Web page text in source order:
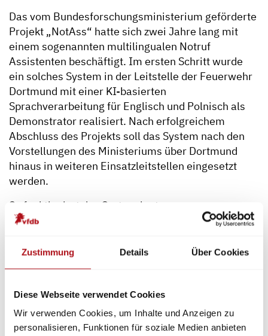
Zustimmung Details Über Cookies
Diese Webseite verwendet Cookies
Wir verwenden Cookies, um Inhalte und Anzeigen zu
personalisieren, Funktionen für soziale Medien anbieten
Das vom Bundesforschungsministerium geförderte
Projekt „NotAss“ hatte sich zwei Jahre lang mit
einem sogenannten multilingualen Notruf
Assistenten beschäftigt. Im ersten Schritt wurde
ein solches System in der Leitstelle der Feuerwehr
Dortmund mit einer KI-basierten
Sprachverarbeitung für Englisch und Polnisch als
Demonstrator realisiert. Nach erfolgreichem
Abschluss des Projekts soll das System nach den
Vorstellungen des Ministeriums über Dortmund
hinaus in weiteren Einsatzleitstellen eingesetzt
werden.
So funktioniert das System laut
Bundesforschungsministerium in der Praxis: Eine
Spracherkennung macht zeitgleich einen Dialog mit
den Hilferufenden möglich. Dazu wurden die in
typischen Redewendungen gesammelt und der KI
als Trainingsdaten zur Verfügung gestellt. Damit
wurde die KI so trainiert, dass sie dem